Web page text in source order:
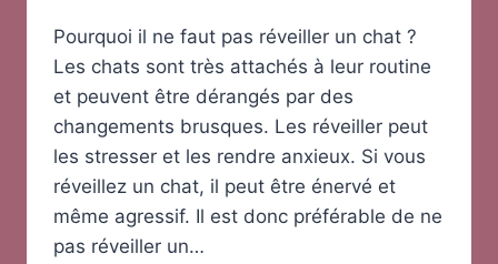
Pourquoi il ne faut pas réveiller un chat ?
Les chats sont très attachés à leur routine
et peuvent être dérangés par des
changements brusques. Les réveiller peut
les stresser et les rendre anxieux. Si vous
réveillez un chat, il peut être énervé et
même agressif. Il est donc préférable de ne
pas réveiller un…